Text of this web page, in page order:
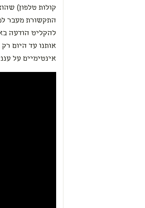
קולות טלפון)
התקשורת מעבר
להקליט הודעה
אותנו עד היום
אינטימיים על